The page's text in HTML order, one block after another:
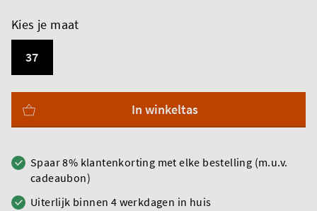
Kies je maat
37
In winkeltas
Spaar 8% klantenkorting met elke bestelling (m.u.v.
cadeaubon)
Uiterlijk binnen 4 werkdagen in huis